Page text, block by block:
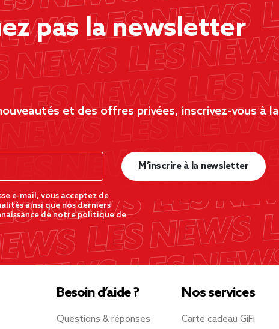
pas la newsletter
et des offres privées, inscrivez-vous à la
e-mail, vous acceptez de
ainsi que nos derniers
de notre politique de
M’inscrire à la newsletter
Besoin d’aide ?
Questions & réponses
Nos services
Carte cadeau GiFi